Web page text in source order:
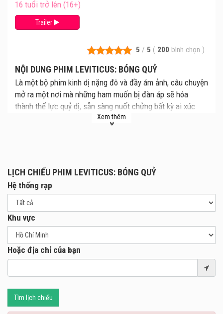
5 / 5 ( 200 bình chọn )
NỘI DUNG PHIM LEVITICUS: BÓNG QUỶ
Là một bộ phim kinh dị nặng đô và đầy ám ảnh, câu chuyện
mở ra một nơi mà những ham muốn bị đàn áp sẽ hóa
thành thế lực quỷ dị, sẵn sàng nuốt chửng bất kỳ ai xúc
phạm. Tại một cộng đồng Cơ Đốc giáo bảo thủ ở thị trấn
lại càng bị một thế lực tà ác truy đuổi gắt gao; thực thể ấy
mang hình dạng của chính người mà họ khao khát nhất: đối
phương.
Xem thêm
16 tuổi trở lên (16+)
Trailer
LỊCH CHIẾU PHIM LEVITICUS: BÓNG QUỶ
Hệ thống rạp
Khu vực
Hoặc địa chỉ của bạn
Tìm lịch chiếu